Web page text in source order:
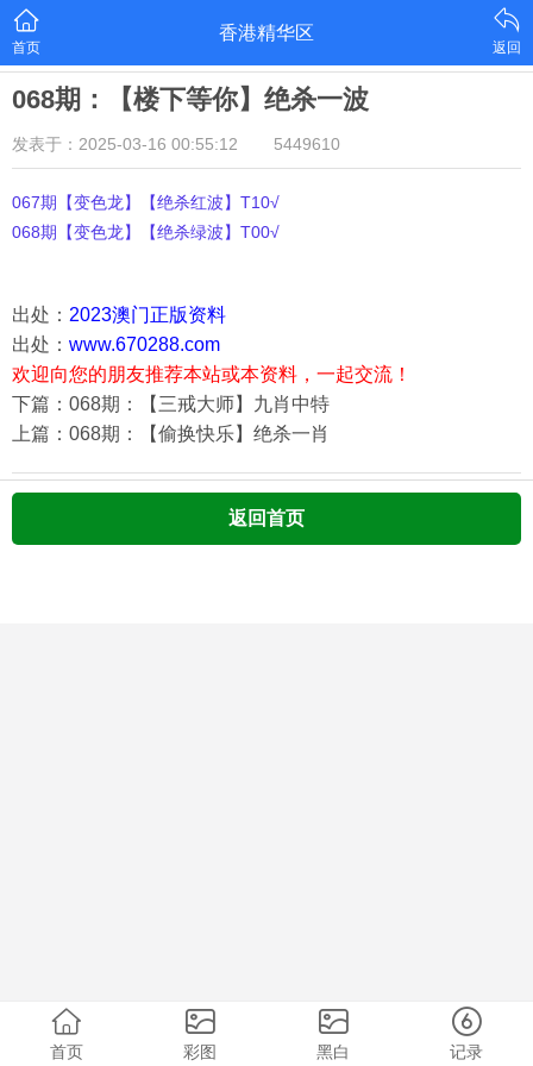
首页
香港精华区
返回
068期：【楼下等你】绝杀一波
发表于：2025-03-16 00:55:12 5449610
067期【变色龙】【绝杀红波】T10√
068期【变色龙】【绝杀绿波】T00√
出处： 2023澳门正版资料
出处： www.670288.com
欢迎向您的朋友推荐本站或本资料，一起交流！
下篇：068期：【三戒大师】九肖中特
上篇：068期：【偷换快乐】绝杀一肖
返回首页
首页 彩图 黑白 记录